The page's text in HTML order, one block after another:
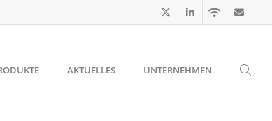
AKTUELLES UNTERNEHMEN